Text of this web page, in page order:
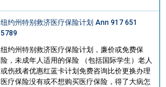
纽约州特别救济医疗保险计划 Ann 917 651
5789
纽约州特别救济医疗保险计划，廉价或免费保
险，未成年人适用的保险 （包括国际学生）老人
或伤残者优惠红蓝卡计划免费咨询比价更换办理
医疗保险没有或不想购买医疗保险，得了大病怎